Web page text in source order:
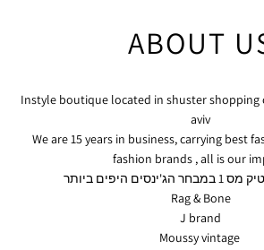
ABOUT
Instyle boutique located in shuster shopping
aviv
We are 15 years in business, carrying best
fashion brands , all is our
היפים ביותר
Rag & Bone
J brand
Moussy vintage